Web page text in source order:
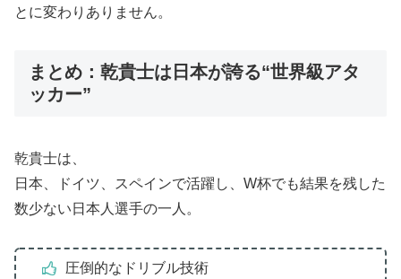
とに変わりありません。
まとめ：乾貴士は日本が誇る“世界級アタ
ッカー”
乾貴士は、
日本、ドイツ、スペインで活躍し、W杯でも結果を残した
数少ない日本人選手の一人。
圧倒的なドリブル技術